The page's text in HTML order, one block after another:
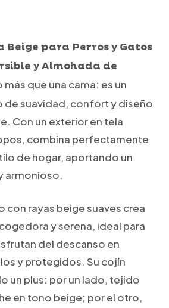
Beige para Perros y Gatos
y Almohada de
que una cama: es un
de suavidad, confort y diseño
Con un exterior en tela
combina perfectamente
de hogar, aportando un
armonioso.
con rayas beige suaves crea
y serena, ideal para
del descanso en
y protegidos. Su cojín
un plus: por un lado, tejido
en tono beige; por el otro,